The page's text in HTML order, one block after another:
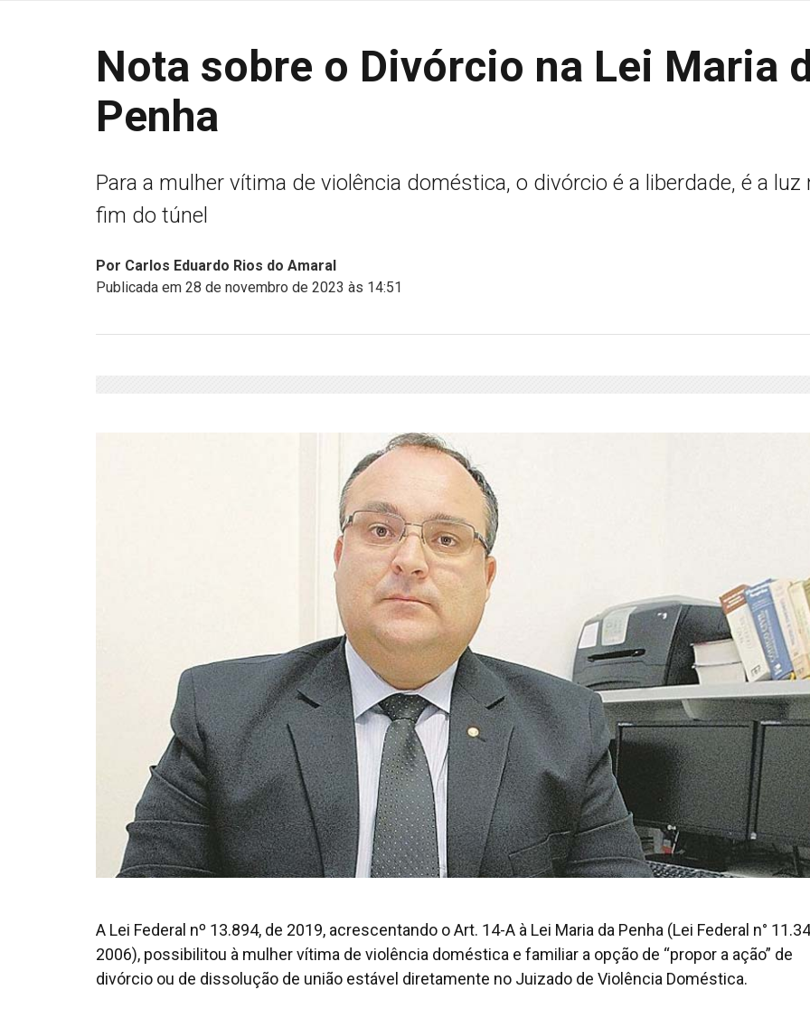
Nota sobre o Divórcio na Lei Maria
Penha
Para a mulher vítima de violência doméstica, o divórcio é a liberdade, é a luz
fim do túnel
Por Carlos Eduardo Rios do Amaral
Publicada em 28 de novembro de 2023 às 14:51
A Lei Federal nº 13.894, de 2019, acrescentando o Art. 14-A à Lei Maria da Penha (Lei Federal n°
2006), possibilitou à mulher vítima de violência doméstica e familiar a opção de “propor a ação” de
divórcio ou de dissolução de união estável diretamente no Juizado de Violência Doméstica.